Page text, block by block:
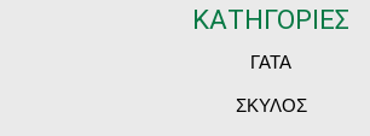
ΚΑΤΗΓΟΡΙΕΣ
ΓΑΤΑ
ΣΚΥΛΟΣ